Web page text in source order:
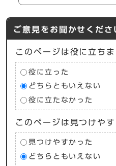
ご意見をお聞かせくださ
このページは役に立ちま
役に立った
どちらともいえない
役に立たなかった
このページは見つけや
見つけやすかった
どちらともいえない